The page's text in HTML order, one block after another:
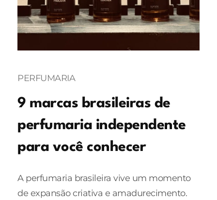
PERFUMARIA
9 marcas brasileiras de
perfumaria independente
para você conhecer
A perfumaria brasileira vive um momento
de expansão criativa e amadurecimento.